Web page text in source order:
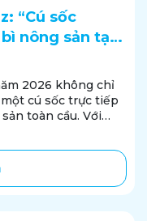
“Cú sốc
nông sản tại
2026 không chỉ
cú sốc trực tiếp
toàn cầu. Với